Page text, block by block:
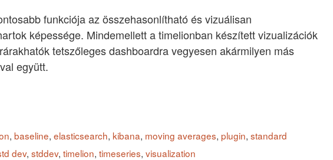
funkciója az összehasonlítható és vizuálisan
képessége. Mindemellett a timelionban készített vizualizációk
tetszőleges dashboardra vegyesen akármilyen más
együtt.
, baseline, elasticsearch, kibana, moving averages, plugin, standard
dev, stddev, timelion, timeseries, visualization